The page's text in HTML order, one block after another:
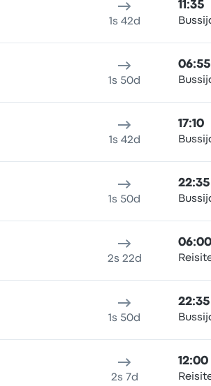
1s 42d
11:35
1s 50d
06:55
1s 42d
17:10
1s 50d
22:35
2s 22d
06:00
1s 50d
22:35
2s 7d
12:00